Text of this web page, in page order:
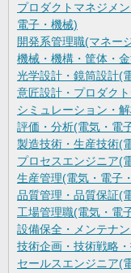
プロダクトマネジメ
電子・機械)
開発系管理職(マネー
機械・機構・筐体・
光学設計・鏡筒設計(
意匠設計・プロダク
シミュレーション・
評価・分析(電気・電
製造技術・生産技術(
プロセスエンジニア(
生産管理(電気・電子
品質管理・品質保証(
工場管理職(電気・電
設備保全・メンテナ
技術企画・技術戦略
セールスエンジニア(